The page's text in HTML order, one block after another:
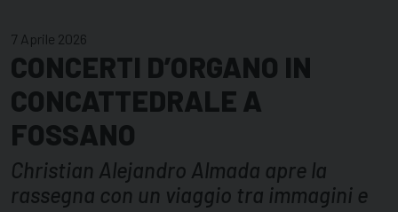
7 Aprile 2026
CONCERTI D’ORGANO IN
CONCATTEDRALE A
FOSSANO
Christian Alejandro Almada apre la
rassegna con un viaggio tra immagini e